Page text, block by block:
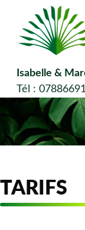
Isabelle &
Tél :
TARIFS